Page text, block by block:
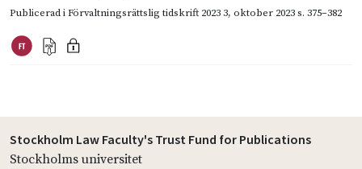
Publicerad iFörvaltningsrättslig tidskrift 2023 3, oktober 2023s. 375–382
Stockholm Law Faculty's Trust Fund for Publications
Stockholms universitet